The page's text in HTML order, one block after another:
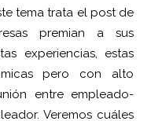
tema trata el post de
premian a sus
experiencias, estas
pero con alto
entre empleado-
Veremos cuáles